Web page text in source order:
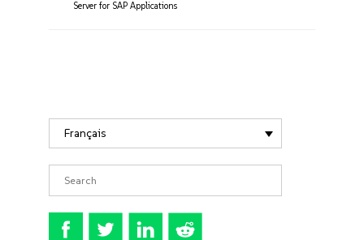
Server for SAP Applications
Français